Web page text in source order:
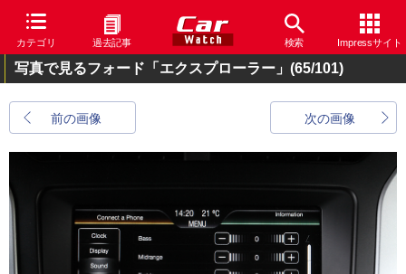
カテゴリ 過去記事 検索 Impressサイト
写真で見るフォード「エクスプローラー」 (65/101)
前の画像 次の画像